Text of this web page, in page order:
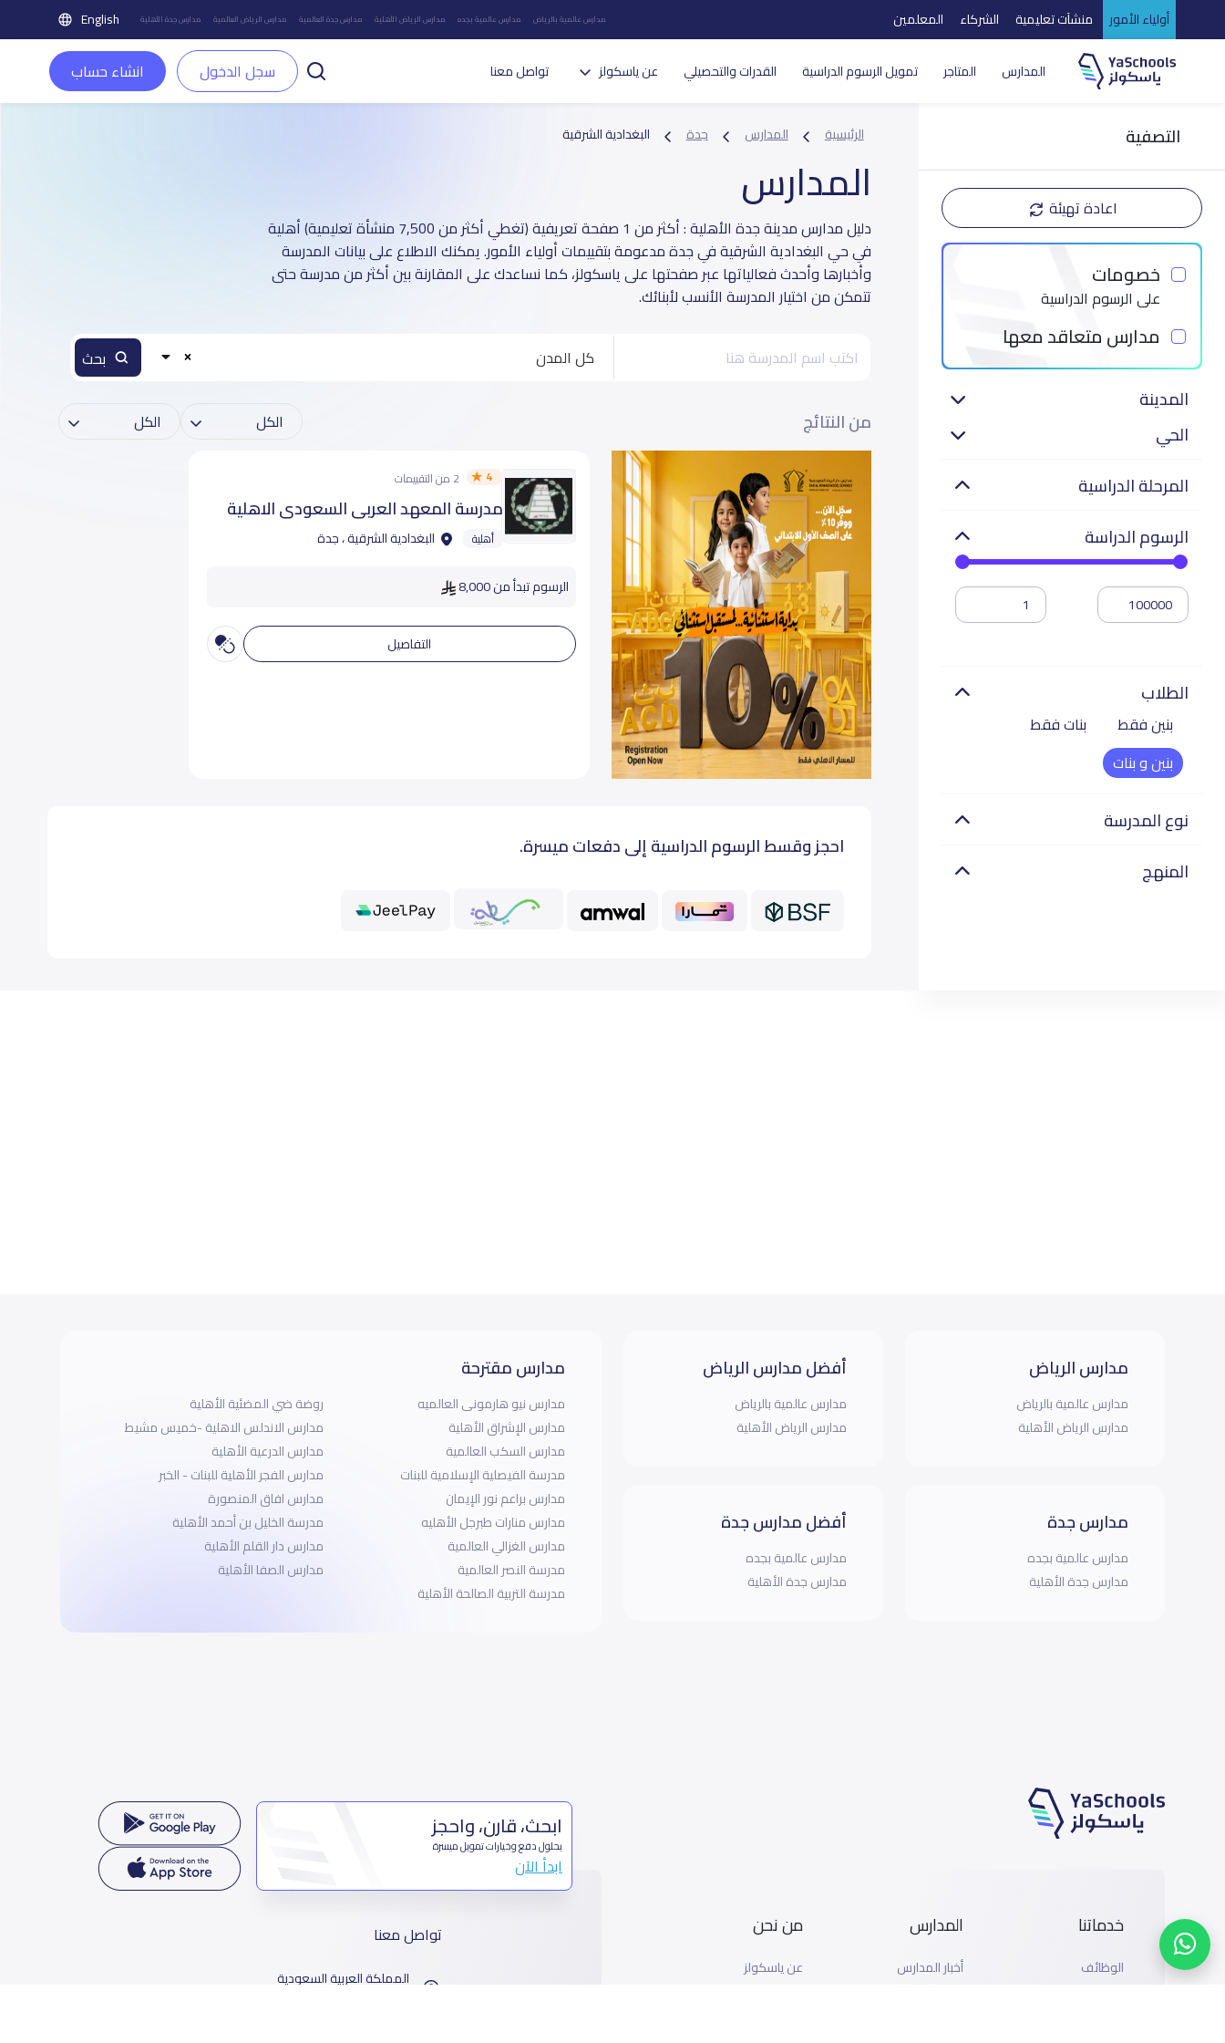
أولياء الأمور منشآت تعليمية الشركاء المعلمين مدارس عالمية بالرياض مدارس عالمية بجده مدارس الرياض الأهلية مدارس جدة العالمية مدارس الرياض العالمية مدارس جدة الأهلية English
المدارس المتاجر تمويل الرسوم الدراسية القدرات والتحصيلي عن ياسكولز تواصل معنا سجل الدخول انشاء حساب
التصفية
اعادة تهيئة
خصومات
على الرسوم الدراسية
مدارس متعاقد معها
المدينة
الحي
المرحلة الدراسية
الرسوم الدراسة
الطلاب
بنين فقط
بنات فقط
بنين و بنات
نوع المدرسة
المنهج
الرئيسية المدارس جدة البغدادية الشرقية
المدارس
دليل مدارس مدينة جدة الأهلية : أكثر من 1 صفحة تعريفية (تغطي أكثر من 7,500 منشأة تعليمية) أهلية
في حي البغدادية الشرقية في جدة مدعومة بتقييمات أولياء الأمور. يمكنك الاطلاع على بيانات المدرسة
وأخبارها وأحدث فعالياتها عبر صفحتها على ياسكولز، كما نساعدك على المقارنة بين أكثر من مدرسة حتى
تتمكن من اختيار المدرسة الأنسب لأبنائك.
كل المدن
من النتائج
4 2 من التقييمات
مدرسة المعهد العربي السعودي الاهلية
أهلية البغدادية الشرقية ، جدة
الرسوم تبدأ من 8,000
التفاصيل
احجز وقسط الرسوم الدراسية إلى دفعات ميسرة.
مدارس الرياض
مدارس عالمية بالرياض
مدارس الرياض الأهلية
مدارس جدة
مدارس عالمية بجده
مدارس جدة الأهلية
أفضل مدارس الرياض
مدارس عالمية بالرياض
مدارس الرياض الأهلية
أفضل مدارس جدة
مدارس عالمية بجده
مدارس جدة الأهلية
مدارس مقترحة
مدارس نيو هارمونى العالميه
مدارس الإشراق الأهلية
مدارس السكب العالمية
مدرسة الفيصلية الإسلامية للبنات
مدارس براعم نور الإيمان
مدارس منارات طبرجل الأهليه
مدارس الغزالي العالمية
مدرسة النصر العالمية
مدرسة التربية الصالحة الأهلية
روضة ضي المضئية الأهلية
مدارس الاندلس الاهلية -خميس مشيط
مدارس الدرعية الأهلية
مدارس الفجر الأهلية للبنات - الخبر
مدارس افاق المنصورة
مدرسة الخليل بن أحمد الأهلية
مدارس دار القلم الأهلية
مدارس الصفا الأهلية
خدماتنا
الوظائف
المدارس
أخبار المدارس
من نحن
عن ياسكولز
ابحث، قارن، واحجز
بحلول دفع وخيارات تمويل ميسرة
ابدأ الآن
تواصل معنا
المملكة العربية السعودية